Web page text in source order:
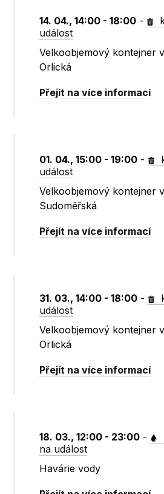
14. 04., 14:00 - 18:00 -
událost
Velkoobjemový kontejner
Orlická
Přejít na více informací
01. 04., 15:00 - 19:00 -
událost
Velkoobjemový kontejner
Sudoměřská
Přejít na více informací
31. 03., 14:00 - 18:00 -
událost
Velkoobjemový kontejner
Orlická
Přejít na více informací
18. 03., 12:00 - 23:00 -
na událost
Havárie vody